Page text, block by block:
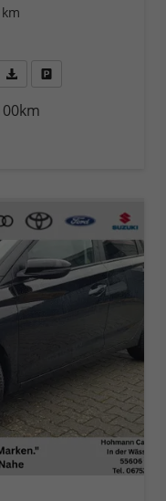
rufen Sie an
Fahrzeugexposé (PDF)